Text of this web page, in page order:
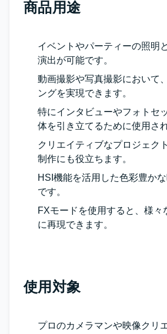
商品用途
イベントやパーティーの照明
演出が可能です。
動画撮影や写真撮影において
ングを実現できます。
特にインタビューやフォトセ
体を引き立てるために使用さ
クリエイティブなプロジェク
制作にも役立ちます。
HSI機能を活用した色彩豊か
です。
FXモードを使用すると、様々
に再現できます。
使用対象
プロのカメラマンや映像クリ